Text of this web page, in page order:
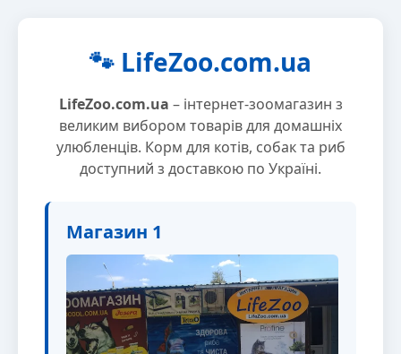
🐾 LifeZoo.com.ua
LifeZoo.com.ua – інтернет-зоомагазин з
великим вибором товарів для домашніх
улюбленців. Корм для котів, собак та риб
доступний з доставкою по Україні.
Магазин 1